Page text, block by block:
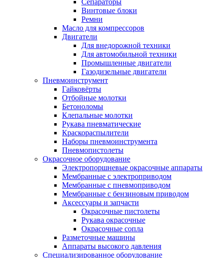
Сепараторы
Винтовые блоки
Ремни
Масло для компрессоров
Двигатели
Для внедорожной техники
Для автомобильной техники
Промышленные двигатели
Газодизельные двигатели
Пневмоинструмент
Гайковёрты
Отбойные молотки
Бетоноломы
Клепальные молотки
Рукава пневматические
Краскораспылители
Наборы пневмоинструмента
Пневмопистолеты
Окрасочное оборудование
Электропоршневые окрасочные аппараты
Мембранные с электроприводом
Мембранные с пневмоприводом
Мембранные с бензиновым приводом
Аксессуары и запчасти
Окрасочные пистолеты
Рукава окрасочные
Окрасочные сопла
Разметочные машины
Аппараты высокого давления
Специализированное оборудование